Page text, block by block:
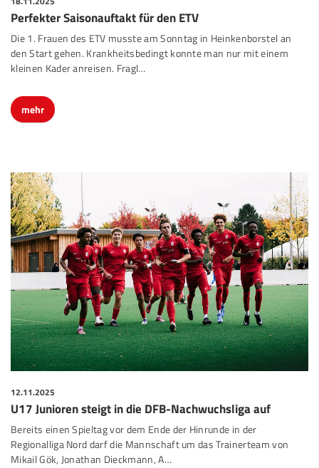
Perfekter Saisonauftakt für den ETV
Die 1. Frauen des ETV musste am Sonntag in Heinkenborstel an
den Start gehen. Krankheitsbedingt konnte man nur mit einem
kleinen Kader anreisen. Fragl…
mehr
12.11.2025
U17 Junioren steigt in die DFB-Nachwuchsliga auf
Bereits einen Spieltag vor dem Ende der Hinrunde in der
Regionalliga Nord darf die Mannschaft um das Trainerteam von
Mikail Gök, Jonathan Dieckmann, A…